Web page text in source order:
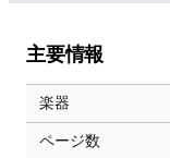
主要情報
楽器
ページ数